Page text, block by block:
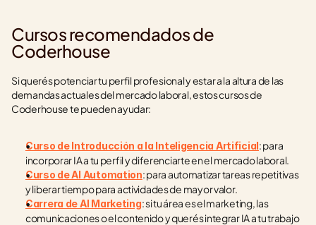
Cursos recomendados de
Coderhouse
Si querés potenciar tu perfil profesional y estar a la altura de las
demandas actuales del mercado laboral, estos cursos de
Coderhouse te pueden ayudar:
Curso de Introducción a la Inteligencia Artificial: para
incorporar IA a tu perfil y diferenciarte en el mercado laboral.
Curso de AI Automation: para automatizar tareas repetitivas
y liberar tiempo para actividades de mayor valor.
Carrera de AI Marketing: si tu área es el marketing, las
comunicaciones o el contenido y querés integrar IA a tu trabajo